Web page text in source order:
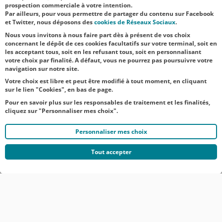
faisant face aux
difficultés
d’appr...
prospection commerciale à votre intention.
Par ailleurs, pour vous permettre de partager du contenu sur Facebook
et Twitter, nous déposons descookies de Réseaux Sociaux.
Nous vous invitons à nous faire part dès à présent de vos choix
concernant le dépôt de ces cookies facultatifs sur votre terminal, soit en
les acceptant tous, soit en les refusant tous, soit en personnalisant
votre choix par finalité. A défaut, vous ne pourrez pas poursuivre votre
navigation sur notre site.
Votre choix est libre et peut être modifié à tout moment, en cliquant
sur le lien "Cookies", en bas de page.
Pour en savoir plus sur les responsables de traitement et les finalités,
cliquez sur "Personnaliser mes choix".
Personnaliser mes choix
Tout accepter